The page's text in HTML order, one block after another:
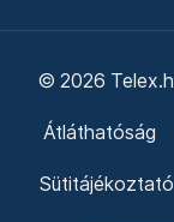
© 2026
Átláthatóság
Sütitájékoztató